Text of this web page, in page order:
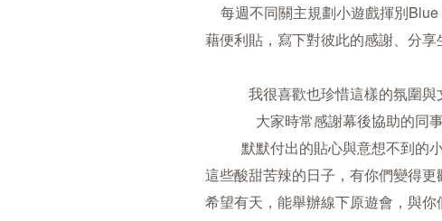
每週不同關主規劃小遊戲揮別
藉便利貼，寫下對彼此的感謝、分享
我很喜歡也珍惜這樣的氛圍與
大家時常感謝幕後協助的同事
默默付出的貼心與意想不到的
這些酸甜苦辣的日子，有你們變得更
希望有天，能舉辦線下原遊會，與你